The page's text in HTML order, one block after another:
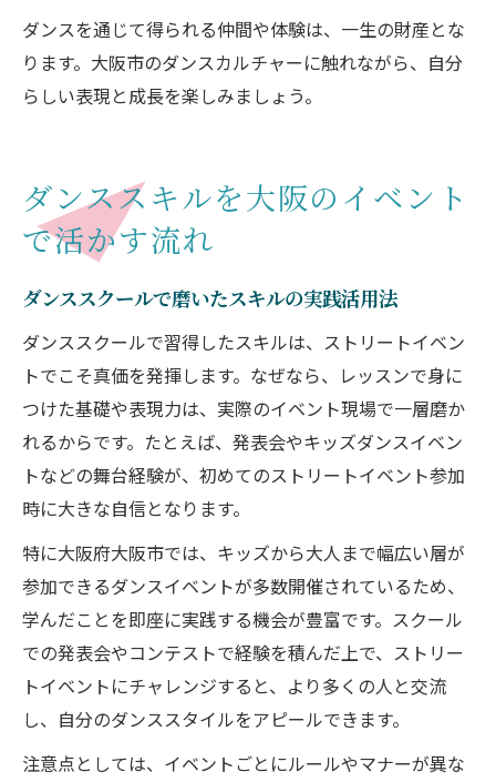
ダンスを通じて得られる仲間や体験は、一生の財産とな
ります。大阪市のダンスカルチャーに触れながら、自分
らしい表現と成長を楽しみましょう。
ダンススキルを大阪のイベント
で活かす流れ
ダンススクールで磨いたスキルの実践活用法
ダンススクールで習得したスキルは、ストリートイベン
トでこそ真価を発揮します。なぜなら、レッスンで身に
つけた基礎や表現力は、実際のイベント現場で一層磨か
れるからです。たとえば、発表会やキッズダンスイベン
トなどの舞台経験が、初めてのストリートイベント参加
時に大きな自信となります。
特に大阪府大阪市では、キッズから大人まで幅広い層が
参加できるダンスイベントが多数開催されているため、
学んだことを即座に実践する機会が豊富です。スクール
での発表会やコンテストで経験を積んだ上で、ストリー
トイベントにチャレンジすると、より多くの人と交流
し、自分のダンススタイルをアピールできます。
注意点としては、イベントごとにルールやマナーが異な